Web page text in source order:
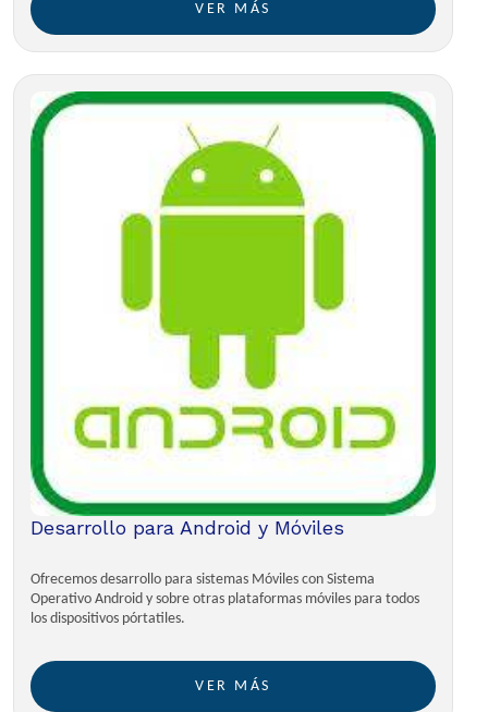
VER MÁS
Desarrollo para Android y Móviles
Ofrecemos desarrollo para sistemas Móviles con Sistema
Operativo Android y sobre otras plataformas móviles para todos
los dispositivos pórtatiles.
VER MÁS